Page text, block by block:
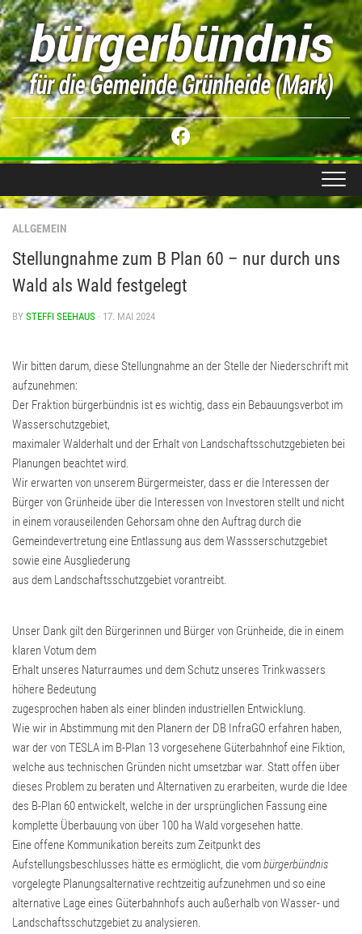
Skip
to
content
ALLGEMEIN
Stellungnahme zum B Plan 60 – nur durch uns
Wald als Wald festgelegt
BY STEFFI SEEHAUS · 17. MAI 2024
Wir bitten darum, diese Stellungnahme an der Stelle der Niederschrift mit
aufzunehmen:
Der Fraktion bürgerbündnis ist es wichtig, dass ein Bebauungsverbot im
Wasserschutzgebiet,
maximaler Walderhalt und der Erhalt von Landschaftsschutzgebieten bei
Planungen beachtet wird.
Wir erwarten von unserem Bürgermeister, dass er die Interessen der
Bürger von Grünheide über die Interessen von Investoren stellt und nicht
in einem vorauseilenden Gehorsam ohne den Auftrag durch die
Gemeindevertretung eine Entlassung aus dem Wassserschutzgebiet
sowie eine Ausgliederung
aus dem Landschaftsschutzgebiet vorantreibt.
Unser Dank gilt den Bürgerinnen und Bürger von Grünheide, die in einem
klaren Votum dem
Erhalt unseres Naturraumes und dem Schutz unseres Trinkwassers
höhere Bedeutung
zugesprochen haben als einer blinden industriellen Entwicklung.
Wie wir in Abstimmung mit den Planern der DB InfraGO erfahren haben,
war der von TESLA im B-Plan 13 vorgesehene Güterbahnhof eine Fiktion,
welche aus technischen Gründen nicht umsetzbar war. Statt offen über
dieses Problem zu beraten und Alternativen zu erarbeiten, wurde die Idee
des B-Plan 60 entwickelt, welche in der ursprünglichen Fassung eine
komplette Überbauung von über 100 ha Wald vorgesehen hatte.
Eine offene Kommunikation bereits zum Zeitpunkt des
Aufstellungsbeschlusses hätte es ermöglicht, die vombürgerbündnis
vorgelegte Planungsalternative rechtzeitig aufzunehmen und so eine
alternative Lage eines Güterbahnhofs auch außerhalb von Wasser- und
Landschaftsschutzgebiet zu analysieren.